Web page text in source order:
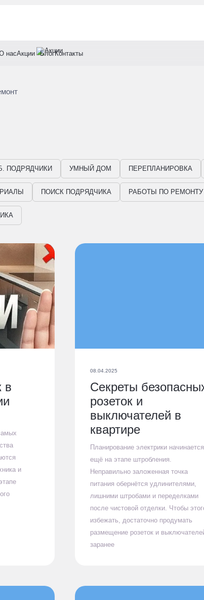
насАкции БлогКонтакты
ПОДРЯДЧИКИ УМНЫЙ ДОМ ПЕРЕПЛАНИРОВКА
ПОИСК ПОДРЯДЧИКА РАБОТЫ ПО РЕМОНТУ
в
и
08.04.2025
Секреты
розеток и
выключателей в
квартире
Планирование электрики начинается
ещё на этапе штробления.
Неправильно заложенная точка
питания обернётся удлинителями,
лишними штробами и переделками
после чистовой отделки. Чтобы
избежать, достаточно продумать
размещение розеток и
заранее